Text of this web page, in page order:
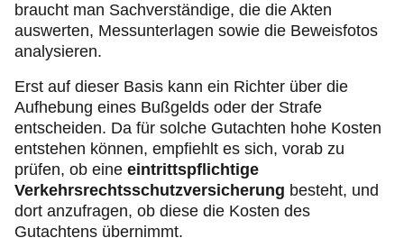
braucht man Sachverständige, die die Akten
auswerten, Messunterlagen sowie die Beweisfotos
analysieren.
Erst auf dieser Basis kann ein Richter über die
Aufhebung eines Bußgelds oder der Strafe
entscheiden. Da für solche Gutachten hohe Kosten
entstehen können, empfiehlt es sich, vorab zu
prüfen, ob eine eintrittspflichtige
Verkehrsrechtsschutzversicherung besteht, und
dort anzufragen, ob diese die Kosten des
Gutachtens übernimmt.